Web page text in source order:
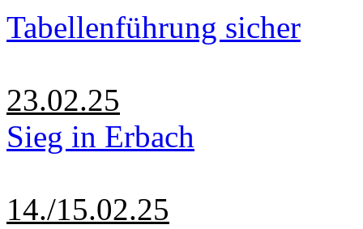
Tabellenführung sicher
23.02.25
Sieg in Erbach
14./15.02.25